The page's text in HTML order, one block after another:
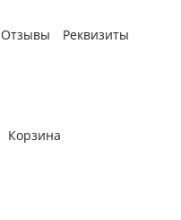
Отзывы
Реквизиты
Корзина